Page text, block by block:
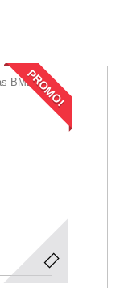
PROMO!